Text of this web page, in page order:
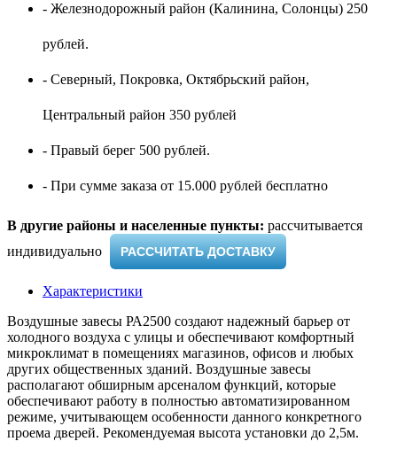
- Железнодорожный район (Калинина, Солонцы) 250
рублей.
- Северный, Покровка, Октябрьский район,
Центральный район 350 рублей
- Правый берег 500 рублей.
- При сумме заказа от 15.000 рублей бесплатно
В другие районы и населенные пункты: рассчитывается
индивидуально ​
РАССЧИТАТЬ ДОСТАВКУ
Характеристики
Воздушные завесы РА2500 создают надежный барьер от
холодного воздуха с улицы и обеспечивают комфортный
микроклимат в помещениях магазинов, офисов и любых
других общественных зданий. Воздушные завесы
располагают обширным арсеналом функций, которые
обеспечивают работу в полностью автоматизированном
режиме, учитывающем особенности данного конкретного
проема дверей. Рекомендуемая высота установки до 2,5м.